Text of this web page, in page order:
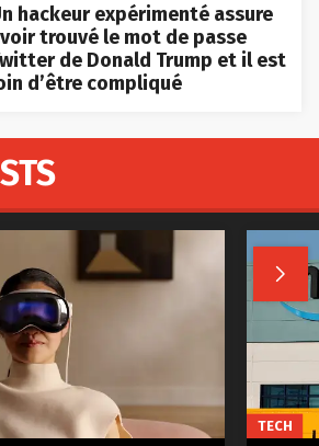
hackeur expérimenté assure
trouvé le mot de passe
de Donald Trump et il est
d’être compliqué

TECH